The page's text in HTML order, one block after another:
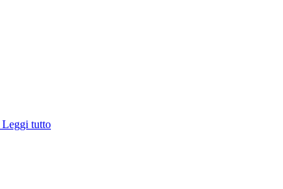
Leggi tutto